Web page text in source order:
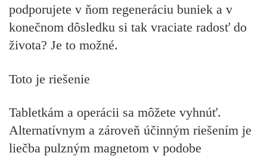
podporujete v ňom regeneráciu buniek a v
konečnom dôsledku si tak vraciate radosť do
života? Je to možné.
Toto je riešenie
Tabletkám a operácii sa môžete vyhnúť.
Alternatívnym a zároveň účinným riešením je
liečba pulzným magnetom v podobe